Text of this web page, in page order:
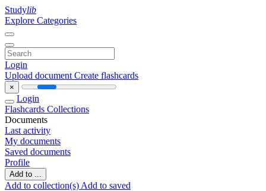
Studylib
Explore Categories
Login
Upload document Create flashcards
×
Login
Flashcards Collections
Documents
Last activity
My documents
Saved documents
Profile
Add to ...
Add to collection(s) Add to saved